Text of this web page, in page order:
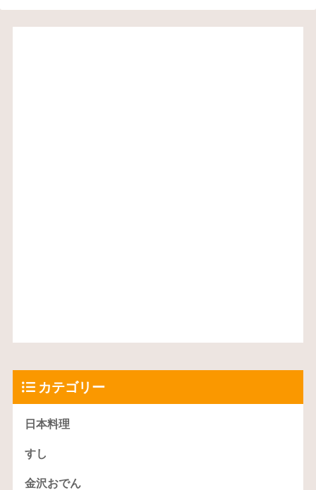
カテゴリー
日本料理
すし
金沢おでん